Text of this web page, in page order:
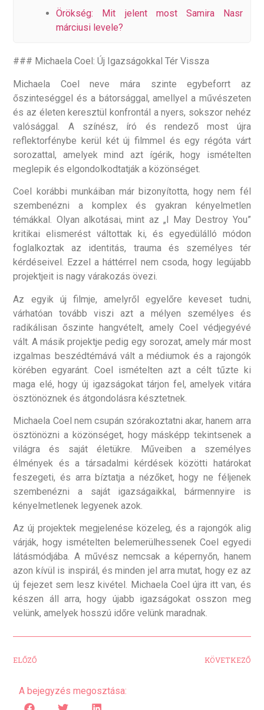
Örökség: Mit jelent most Samira Nasr
márciusi levele?
### Michaela Coel: Új Igazságokkal Tér Vissza
Michaela Coel neve mára szinte egybeforrt az
őszinteséggel és a bátorsággal, amellyel a művészeten
és az életen keresztül konfrontál a nyers, sokszor nehéz
valósággal. A színész, író és rendező most újra
reflektorfénybe kerül két új filmmel és egy régóta várt
sorozattal, amelyek mind azt ígérik, hogy ismételten
meglepik és elgondolkodtatják a közönséget.
Coel korábbi munkáiban már bizonyította, hogy nem fél
szembenézni a komplex és gyakran kényelmetlen
témákkal. Olyan alkotásai, mint az „I May Destroy You”
kritikai elismerést váltottak ki, és egyedülálló módon
foglalkoztak az identitás, trauma és személyes tér
kérdéseivel. Ezzel a háttérrel nem csoda, hogy legújabb
projektjeit is nagy várakozás övezi.
Az egyik új filmje, amelyről egyelőre keveset tudni,
várhatóan tovább viszi azt a mélyen személyes és
radikálisan őszinte hangvételt, amely Coel védjegyévé
vált. A másik projektje pedig egy sorozat, amely már most
izgalmas beszédtémává vált a médiumok és a rajongók
körében egyaránt. Coel ismételten azt a célt tűzte ki
maga elé, hogy új igazságokat tárjon fel, amelyek vitára
ösztönöznek és átgondolásra késztetnek.
Michaela Coel nem csupán szórakoztatni akar, hanem arra
ösztönözni a közönséget, hogy másképp tekintsenek a
világra és saját életükre. Műveiben a személyes
élmények és a társadalmi kérdések közötti határokat
feszegeti, és arra bíztatja a nézőket, hogy ne féljenek
szembenézni a saját igazságaikkal, bármennyire is
kényelmetlenek legyenek azok.
Az új projektek megjelenése közeleg, és a rajongók alig
várják, hogy ismételten belemerülhessenek Coel egyedi
látásmódjába. A művész nemcsak a képernyőn, hanem
azon kívül is inspirál, és minden jel arra mutat, hogy ez az
új fejezet sem lesz kivétel. Michaela Coel újra itt van, és
készen áll arra, hogy újabb igazságokat osszon meg
velünk, amelyek hosszú időre velünk maradnak.
ELŐZŐ KÖVETKEZŐ
A bejegyzés megosztása: